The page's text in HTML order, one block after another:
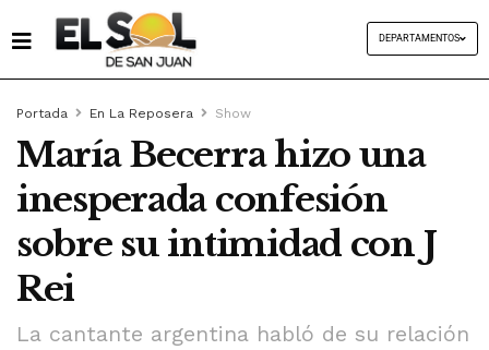
DEPARTAMENTOS
Portada En La Reposera Show
María Becerra hizo una
inesperada confesión
sobre su intimidad con J
Rei
La cantante argentina habló de su relación